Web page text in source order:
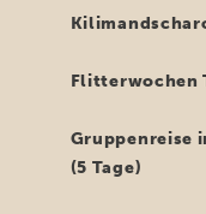
Flitterwochen
Gruppenreise
(5 Tage)